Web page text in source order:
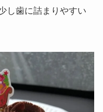
し歯に詰まりやすい